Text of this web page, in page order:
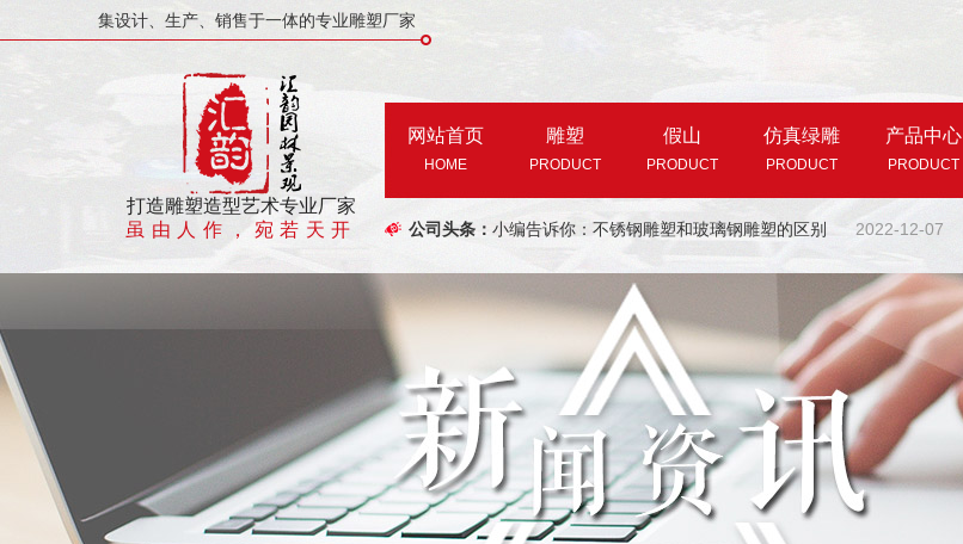
集设计、生产、销售于一体的专业雕塑厂家
打造雕塑造型艺术专业厂家
虽由人作，宛若天开
网站首页
HOME
雕塑
PRODUCT
假山
PRODUCT
仿真绿雕
PRODUCT
产品中心
PRODUCT
公司头条： 小编告诉你：不锈钢雕塑和玻璃钢雕塑的区别
2022-12-07
假山制作材料选择的2点注意
郑州雕塑在景观设计中有什么作用
2023-05-11
郑州汇韵雕塑分享雕塑的设计要点
2023-04-03